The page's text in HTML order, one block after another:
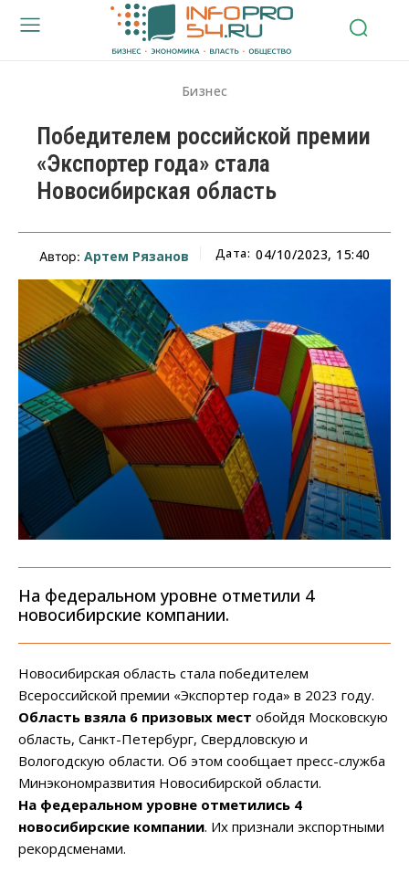
Бизнес
Победителем российской премии
«Экспортер года» стала
Новосибирская область
Автор: Артем Рязанов Дата: 04/10/2023, 15:40
На федеральном уровне отметили 4
новосибирские компании.
Новосибирская область стала победителем
Всероссийской премии «Экспортер года» в 2023 году.
Область взяла 6 призовых мест обойдя Московскую
область, Санкт-Петербург, Свердловскую и
Вологодскую области. Об этом сообщает пресс-служба
Минэкономразвития Новосибирской области.
На федеральном уровне отметились 4
новосибирские компании. Их признали экспортными
рекордсменами.